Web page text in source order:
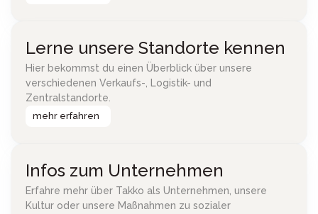
Lerne unsere Standorte kennen
Hier bekommst du einen Überblick über unsere
verschiedenen Verkaufs-, Logistik- und
Zentralstandorte.
mehr erfahren
Infos zum Unternehmen
Erfahre mehr über Takko als Unternehmen, unsere
Kultur oder unsere Maßnahmen zu sozialer